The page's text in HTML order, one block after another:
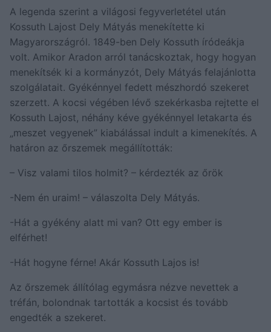
A legenda szerint a világosi fegyverletétel után
Kossuth Lajost Dely Mátyás menekítette ki
Magyarországról. 1849-ben Dely Kossuth íródeákja
volt. Amikor Aradon arról tanácskoztak, hogy hogyan
menekítsék ki a kormányzót, Dely Mátyás felajánlotta
szolgálatait. Gyékénnyel fedett mészhordó szekeret
szerzett. A kocsi végében lévő szekérkasba rejtette el
Kossuth Lajost, néhány kéve gyékénnyel letakarta és
„meszet vegyenek” kiabálással indult a kimenekítés. A
határon az őrszemek megállították:
– Visz valami tilos holmit? – kérdezték az őrök
-Nem én uraim! – válaszolta Dely Mátyás.
-Hát a gyékény alatt mi van? Ott egy ember is
elférhet!
-Hát hogyne férne! Akár Kossuth Lajos is!
Az őrszemek állítólag egymásra nézve nevettek a
tréfán, bolondnak tartották a kocsist és tovább
engedték a szekeret.